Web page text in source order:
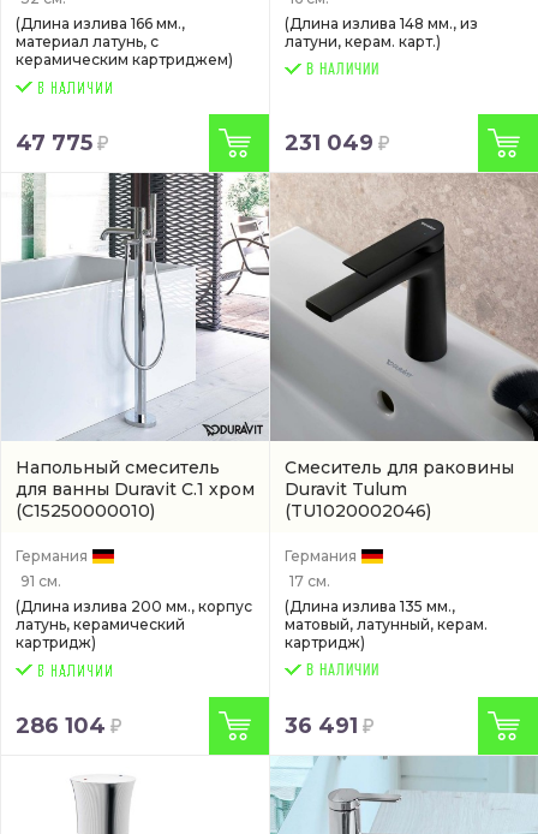
(Длина излива 166 мм.,
материал латунь, с
керамическим картриджем)
47 775
(Длина излива 148 мм., из
латуни, керам. карт.)
В НАЛИЧИИ
231 049
Напольный смеситель
для ванны Duravit C.1 хром
(C15250000010)
Германия
91 см.
(Длина излива 200 мм., корпус
латунь, керамический
картридж)
286 104
Смеситель для раковины
Duravit Tulum
(TU1020002046)
Германия
17 см.
(Длина излива 135 мм.,
матовый, латунный, керам.
картридж)
В НАЛИЧИИ
36 491